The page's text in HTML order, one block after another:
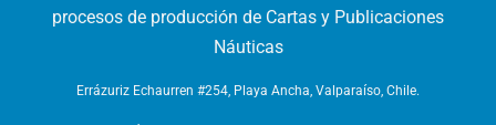
procesos de producción de Cartas y Publicaciones
Náuticas
Errázuriz Echaurren #254, Playa Ancha, Valparaíso, Chile.